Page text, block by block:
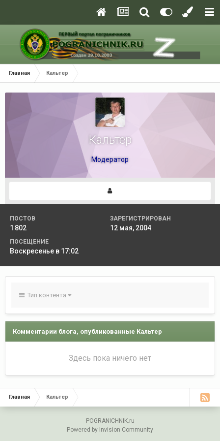
Главная Кальтер
Кальтер
Модератор
ПОСТОВ
1 802
ЗАРЕГИСТРИРОВАН
12 мая, 2004
ПОСЕЩЕНИЕ
Воскресенье в 17:02
Тип контента
Комментарии блога, опубликованные Кальтер
Здесь пока ничего нет
Главная Кальтер
POGRANICHNIK.ru
Powered by Invision Community